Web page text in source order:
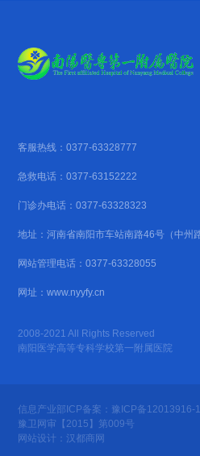
客服热线：0377-63328777
急救电话：0377-63152222
门诊办电话：0377-63328323
地址：河南省南阳市车站南路46号（中州
网站管理电话：0377-63328055
网址：www.nyyfy.cn
2008-2021 All Rights Reserved
南阳医学高等专科学校第一附属医院
信息产业部ICP备案：豫ICP备12013916-
豫卫网审【2015】第009号
网站设计：汉都商网